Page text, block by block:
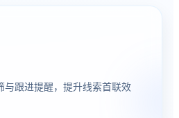
与跟进提醒，提升线索首联效